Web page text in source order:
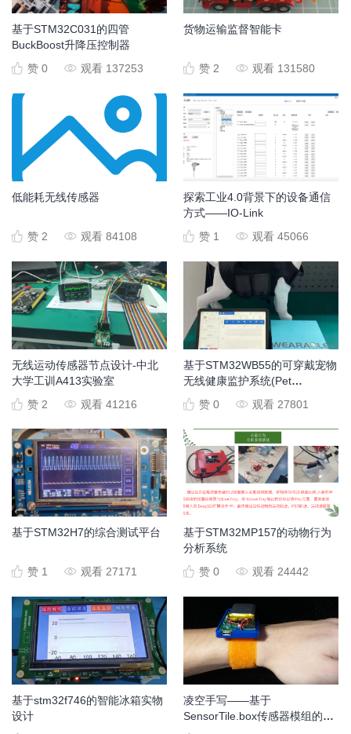
基于STM32C031的四管
BuckBoost升降压控制器
赞 0
观看 137253
货物运输监督智能卡
赞 2 观看 131580
低能耗无线传感器
赞 2 观看 84108
探索工业4.0背景下的设备通信
方式——IO-Link
赞 1
观看 45066
无线运动传感器节点设计-中北
大学工训A413实验室
赞 2
观看 41216
基于STM32WB55的可穿戴宠物
无线健康监护系统(Pet
Monitoring System)
赞 0 观看 27801
基于STM32H7的综合测试平台
赞 1 观看 27171
基于STM32MP157的动物行为
分析系统
赞 0
观看 24442
基于stm32f746的智能冰箱实物
设计
凌空手写——基于
SensorTile.box传感器模组的空